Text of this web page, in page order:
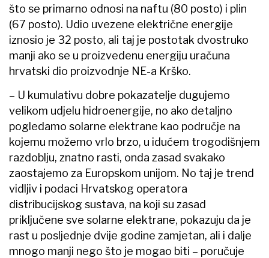
što se primarno odnosi na naftu (80 posto) i plin
(67 posto). Udio uvezene električne energije
iznosio je 32 posto, ali taj je postotak dvostruko
manji ako se u proizvedenu energiju uračuna
hrvatski dio proizvodnje NE-a Krško.
– U kumulativu dobre pokazatelje dugujemo
velikom udjelu hidroenergije, no ako detaljno
pogledamo solarne elektrane kao područje na
kojemu možemo vrlo brzo, u idućem trogodišnjem
razdoblju, znatno rasti, onda zasad svakako
zaostajemo za Europskom unijom. No taj je trend
vidljiv i podaci Hrvatskog operatora
distribucijskog sustava, na koji su zasad
priključene sve solarne elektrane, pokazuju da je
rast u posljednje dvije godine zamjetan, ali i dalje
mnogo manji nego što je mogao biti – poručuje